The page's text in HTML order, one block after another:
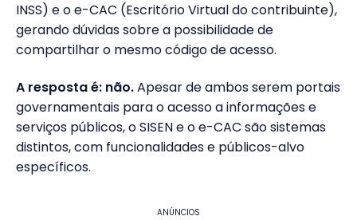
INSS) e o e-CAC (Escritório Virtual do contribuinte),
gerando dúvidas sobre a possibilidade de
compartilhar o mesmo código de acesso.
A resposta é: não.Apesar de ambos serem portais
governamentais para o acesso a informações e
serviços públicos, o SISEN e o e-CAC são sistemas
distintos, com funcionalidades e públicos-alvo
específicos.
ANÚNCIOS